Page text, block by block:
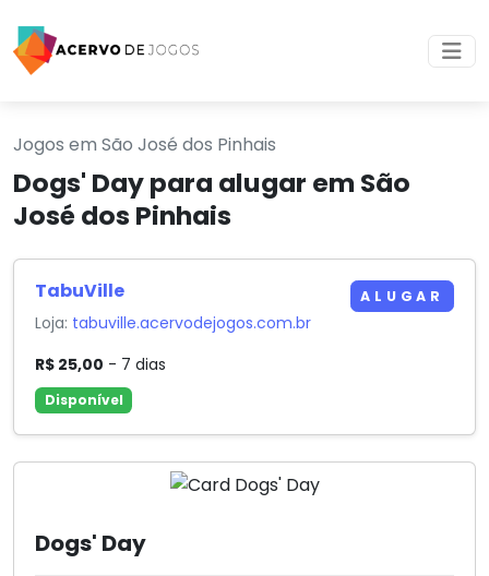
Jogos em São José dos Pinhais
Dogs' Day para alugar em São
José dos Pinhais
Dogs' Day
TabuVille
Loja: tabuville.acervodejogos.com.br
R$ 25,00 - 7 dias
Disponível
ALUGAR